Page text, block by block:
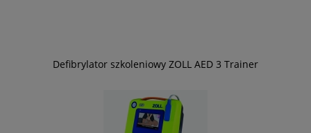
Defibrylator szkoleniowy ZOLL AED 3 Trainer